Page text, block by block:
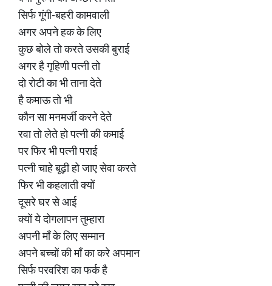
सिर्फ गूंगी-बहरी कामवाली
अगर अपने हक के लिए
कुछ बोले तो करते उसकी बुराई
अगर है गृहिणी पत्नी तो
दो रोटी का भी ताना देते
है कमाऊ तो भी
कौन सा मनमर्जी करने देते
रवा तो लेते हो पत्नी की कमाई
पर फिर भी पत्नी पराई
पत्नी चाहे बूढ़ी हो जाए सेवा करते
फिर भी कहलाती क्यों
दूसरे घर से आई
क्यों ये दोगलापन तुम्हारा
अपनी माँ के लिए सम्मान
अपने बच्चों की माँ का करे अपमान
सिर्फ परवरिश का फर्क है